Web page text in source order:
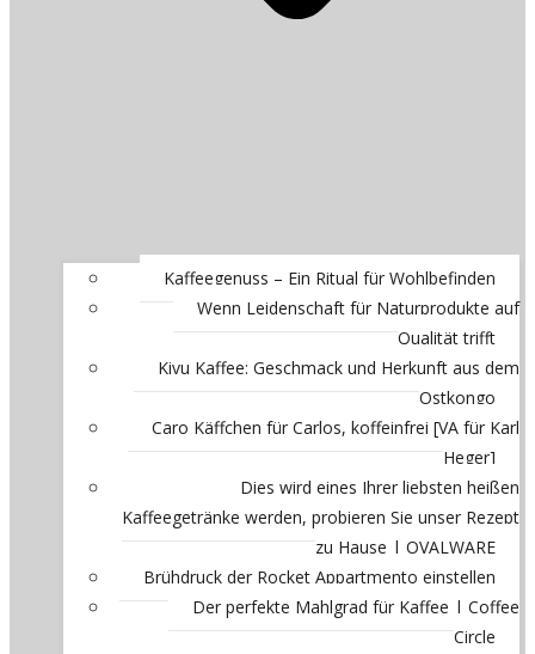
Kaffeegenuss – Ein Ritual für Wohlbefinden
Wenn Leidenschaft für Naturprodukte auf
Qualität trifft
Kivu Kaffee: Geschmack und Herkunft aus dem
Ostkongo
Caro Käffchen für Carlos, koffeinfrei [VA für Karl
Heger]
Dies wird eines Ihrer liebsten heißen
Kaffeegetränke werden, probieren Sie unser Rezept
zu Hause | OVALWARE
Brühdruck der Rocket Appartmento einstellen
Der perfekte Mahlgrad für Kaffee | Coffee
Circle